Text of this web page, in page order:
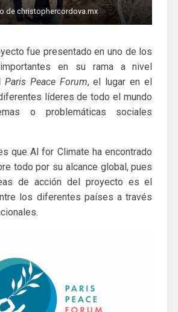
de christophercordova.mx
fue presentado en uno de los
en su rama a nivel
Paris Peace Forum, el lugar en el
líderes de todo el mundo
o problemáticas sociales
que Al for Climate ha encontrado
todo por su alcance global, pues
de acción del proyecto es el
los diferentes países a través